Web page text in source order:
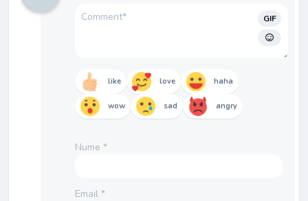
GIF
like love haha
wow sad angry
Nume *
Email *